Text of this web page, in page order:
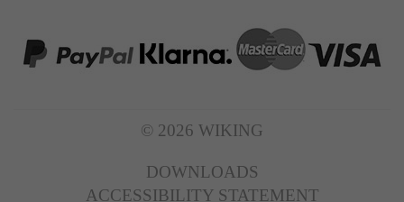
© 2026 WIKING
DOWNLOADS
ACCESSIBILITY STATEMENT